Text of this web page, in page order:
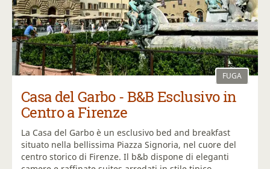
FUGA
Casa del Garbo - B&B Esclusivo in
Centro a Firenze
La Casa del Garbo è un esclusivo bed and breakfast
situato nella bellissima Piazza Signoria, nel cuore del
centro storico di Firenze. Il b&b dispone di eleganti